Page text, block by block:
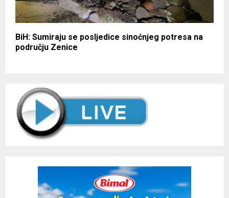
BiH: Sumiraju se posljedice sinoćnjeg potresa na
području Zenice